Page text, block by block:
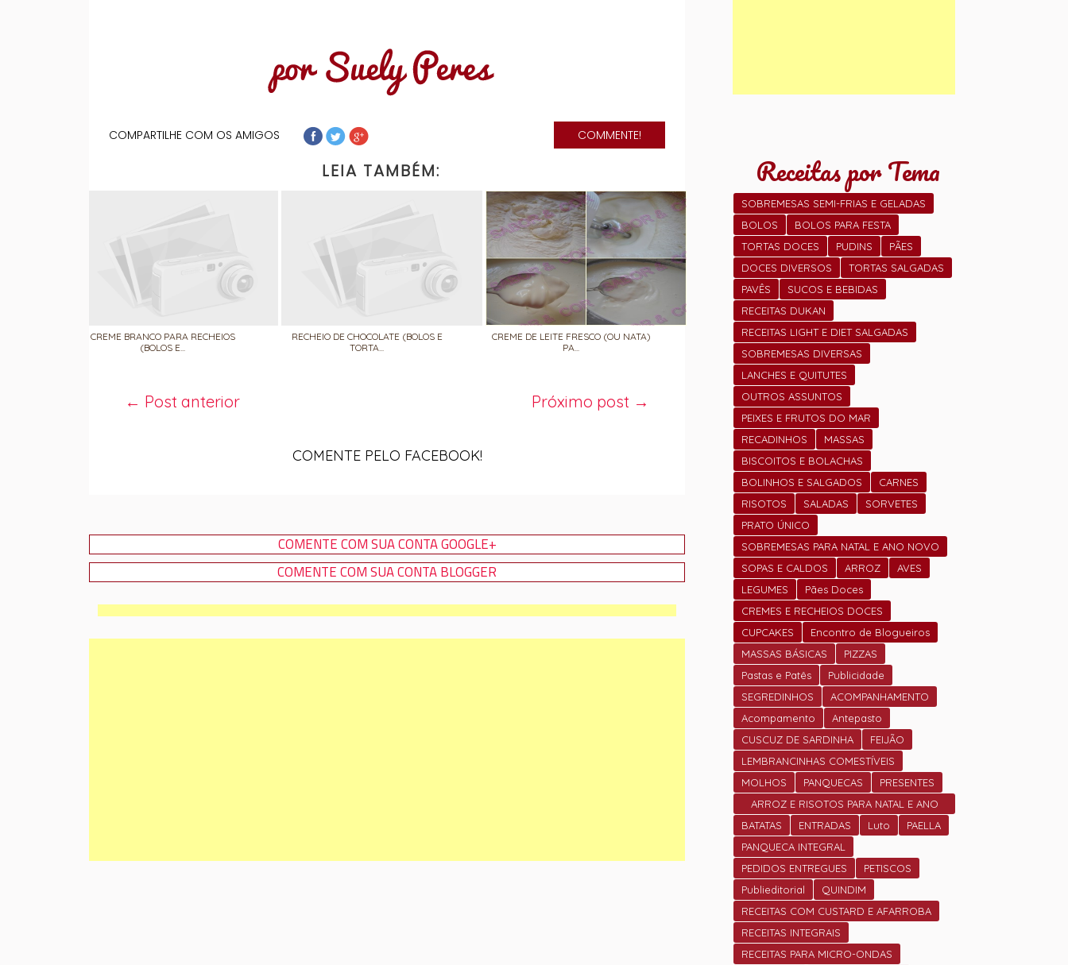
COMMENTE!
COMPARTILHE COM OS AMIGOS
LEIA TAMBÉM:
CREME BRANCO PARA RECHEIOS
(BOLOS E...
RECHEIO DE CHOCOLATE (BOLOS E
TORTA...
CREME DE LEITE FRESCO (OU NATA)
PA...
Próximo post →
← Post anterior
COMENTE PELO FACEBOOK!
COMENTE COM SUA CONTA GOOGLE+
COMENTE COM SUA CONTA BLOGGER
Receitas por Tema
SOBREMESAS SEMI-FRIAS E GELADAS
BOLOS
BOLOS PARA FESTA
TORTAS DOCES
PUDINS
PÃES
DOCES DIVERSOS
TORTAS SALGADAS
PAVÊS
SUCOS E BEBIDAS
RECEITAS DUKAN
RECEITAS LIGHT E DIET SALGADAS
SOBREMESAS DIVERSAS
LANCHES E QUITUTES
OUTROS ASSUNTOS
PEIXES E FRUTOS DO MAR
RECADINHOS
MASSAS
BISCOITOS E BOLACHAS
BOLINHOS E SALGADOS
CARNES
RISOTOS
SALADAS
SORVETES
PRATO ÚNICO
SOBREMESAS PARA NATAL E ANO NOVO
SOPAS E CALDOS
ARROZ
AVES
LEGUMES
Pães Doces
CREMES E RECHEIOS DOCES
CUPCAKES
Encontro de Blogueiros
MASSAS BÁSICAS
PIZZAS
Pastas e Patês
Publicidade
SEGREDINHOS
ACOMPANHAMENTO
Acompamento
Antepasto
CUSCUZ DE SARDINHA
FEIJÃO
LEMBRANCINHAS COMESTÍVEIS
MOLHOS
PANQUECAS
PRESENTES
ARROZ E RISOTOS PARA NATAL E ANO
NOVO
BATATAS ENTRADAS Luto
PAELLA
PANQUECA INTEGRAL
PEDIDOS ENTREGUES
PETISCOS
Publieditorial
QUINDIM
RECEITAS COM CUSTARD E AFARROBA
RECEITAS INTEGRAIS
RECEITAS PARA MICRO-ONDAS